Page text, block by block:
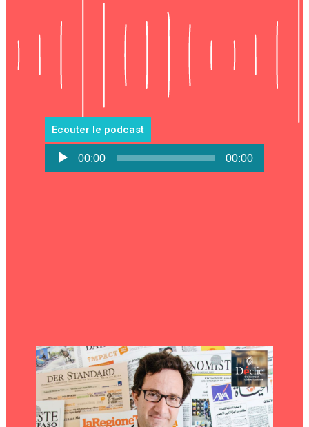
Ecouter le podcast
Lecteur
audio
00:00 00:00